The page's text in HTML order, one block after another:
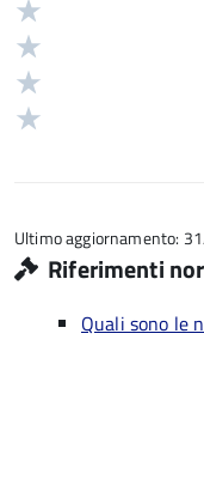
5
Ultimo aggiornamento:
Riferimenti
Quali sono le